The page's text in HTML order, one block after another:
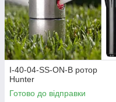
I-40-04-SS-ON-B ротор
Hunter
Готово до відправки